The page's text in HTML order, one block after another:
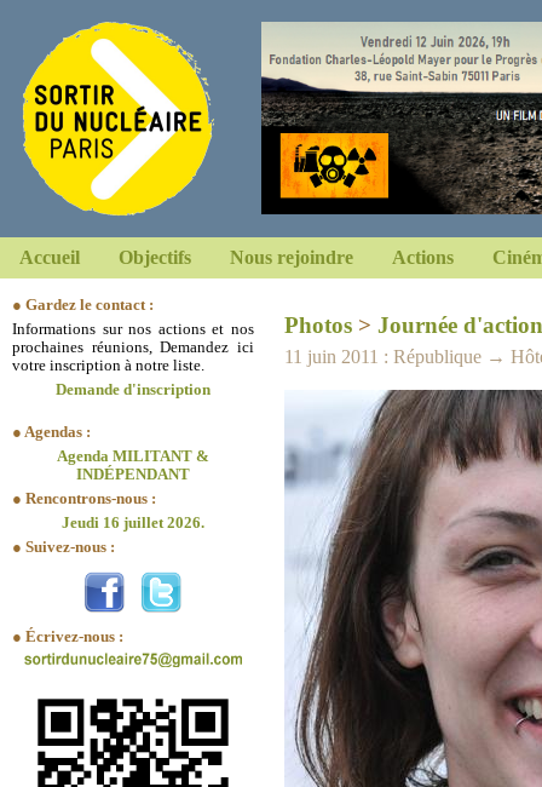
Accueil Objectifs Nous rejoindre Actions
● Gardez le contact :
Informations sur nos actions et nos
prochaines réunions, Demandez ici
votre inscription à notre liste.
Demande d'inscription
● Agendas :
Agenda MILITANT &
INDÉPENDANT
● Rencontrons-nous :
Jeudi 16 juillet 2026.
● Suivez-nous :
● Écrivez-nous :
Photos > Journée
11 juin 2011 : République →